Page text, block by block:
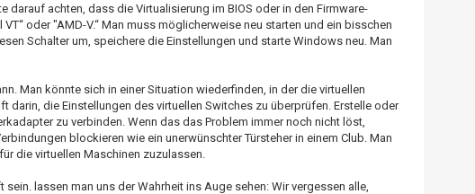
achten, dass die Virtualisierung im BIOS oder in den Firmware-
oder "AMD-V.“ Man muss möglicherweise neu starten und ein bisschen
Schalter um, speichere die Einstellungen und starte Windows neu. Man
Man könnte sich in einer Situation wiederfinden, in der die virtuellen
die Einstellungen des virtuellen Switches zu überprüfen. Erstelle oder
zu verbinden. Wenn das das Problem immer noch nicht löst,
blockieren wie ein unerwünschter Türsteher in einem Club. Man
die virtuellen Maschinen zuzulassen.
lassen man uns der Wahrheit ins Auge sehen: Wir vergessen alle,